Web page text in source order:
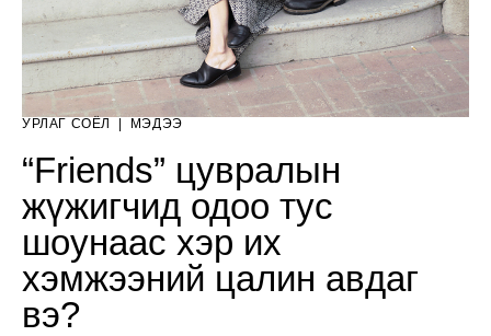
УРЛАГ СОЁЛ | МЭДЭЭ
“Friends” цувралын
жүжигчид одоо тус
шоунаас хэр их
хэмжээний цалин авдаг
вэ?